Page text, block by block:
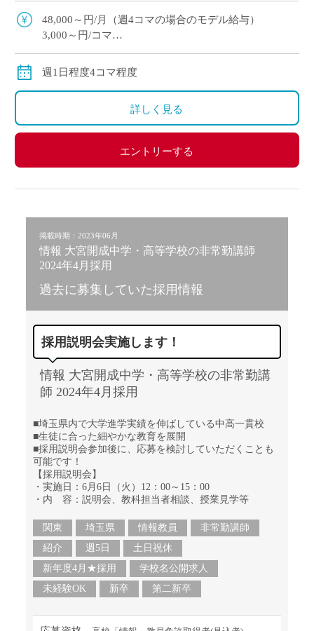
48,000～円/月（週4コマの場合のモデル給与）
3,000～円/コマ
週1日程度4コマ程度
詳しく見る
エントリーする
掲載時期：2023年06月
情報 大宮開成中学・高等学校の非常勤講師
2024年4月採用
過去に募集していた採用情報
採用説明会実施します！
情報 大宮開成中学・高等学校の非常勤講
師 2024年4月採用
■埼玉県内で大学進学実績を伸ばしている中高一貫校
■生徒に合った細やかな教育を展開
■採用説明会参加後に、応募を検討していただくことも
可能です！
【採用説明会】
・実施日：6月6日（火）12：00～15：00
・内 容：説明会、教科担当者相談、授業見学等
関東 埼玉県 情報教員
非常勤講師
紹介
週5日
土日祝休
新年度4月★採用
学校名公開求人
未経験OK
新卒 第二新卒